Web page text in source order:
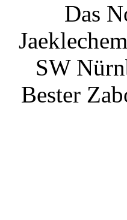
Das
SW
Bester